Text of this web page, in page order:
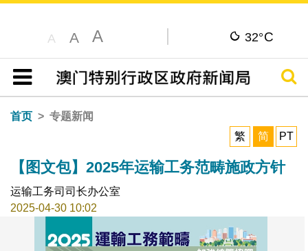
A A A 32°C
目录
搜寻
首页
专题新闻
繁
简 PT
【图文包】2025年运输工务范畴施政方针
运输工务司司长办公室
2025-04-30 10:02